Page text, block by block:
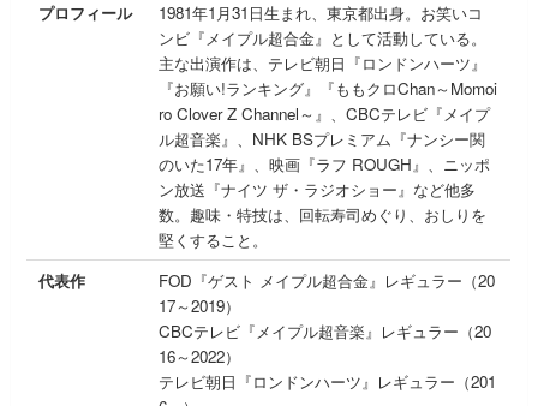
プロフィール
1981年1月31日生まれ、東京都出身。お笑いコ
ンビ『メイプル超合金』として活動している。
主な出演作は、テレビ朝日『ロンドンハーツ』
『お願い!ランキング』『ももクロChan～Momoi
ro Clover Z Channel～』、CBCテレビ『メイプ
ル超音楽』、NHK BSプレミアム『ナンシー関
のいた17年』、映画『ラフ ROUGH』、ニッポ
ン放送『ナイツ ザ・ラジオショー』など他多
数。趣味・特技は、回転寿司めぐり、おしりを
堅くすること。
代表作
FOD『ゲスト メイプル超合金』レギュラー（20
17～2019）
CBCテレビ『メイプル超音楽』レギュラー（20
16～2022）
テレビ朝日『ロンドンハーツ』レギュラー（201